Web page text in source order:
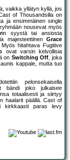
vaikka yllätyn kyllä, jos
of Thousandsilla on
ja ensimmäinen single
nousevat myös
in syystä tai ansiosta
majesteettinenGrace
hitahtava Fugitive
ovat varsin kelvollisia
on Switching Off, joka
kappale, mutta tuo
pelonsekaisella
bändi joko julkaisee
totaalisesti ja siirtyy
haalarit päällä. Cast of
kirkkaasti paras levy